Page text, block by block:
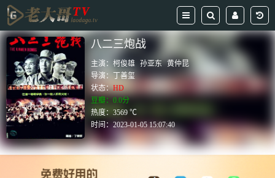
八二三炮战
主演：柯俊雄 孙亚东 黄仲昆
导演：
丁善玺
状态：HD
豆瓣：0.0分
热度：3569 ℃
时间：2023-01-05 15:07:40